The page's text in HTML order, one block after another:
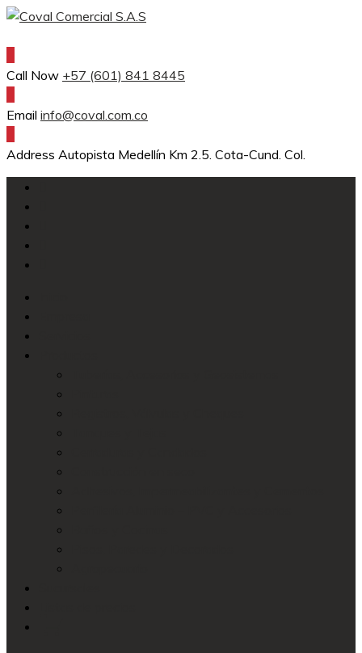
Skip
Call Now +57 (601) 841 8445
Email info@coval.com.co
Address Autopista Medellín Km 2.5. Cota-Cund. Col.